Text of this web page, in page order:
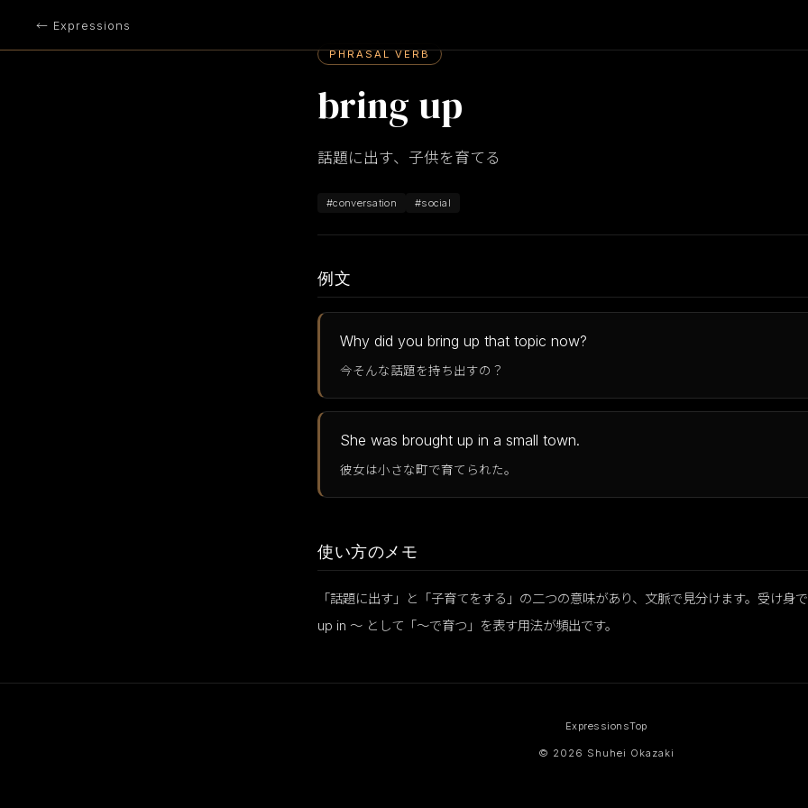
← Expressions
PHRASAL VERB
bring up
話題に出す、子供を育てる
#conversation #social
例文
Why did you bring up that topic now?
今そんな話題を持ち出すの？
She was brought up in a small town.
彼女は小さな町で育てられた。
使い方のメモ
「話題に出す」と「子育てをする」の二つの意味があり、文脈で見分けます。受け身
up in 〜 として「〜で育つ」を表す用法が頻出です。
ExpressionsTop
© 2026 Shuhei Okazaki